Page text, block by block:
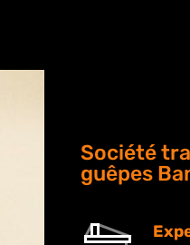
Société
guêpes